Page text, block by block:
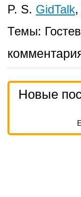
P. S. GidTalk,
Темы:
Новые